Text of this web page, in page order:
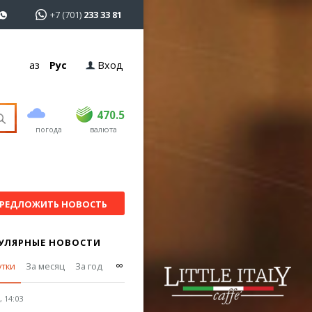
+7 (701) 233 33 81
Қаз Рус Вход
погода
470.5
USD 469 470.5
EUR валюта
НОВОСТЬ
НОВОСТИ
За месяц За год ∞
14:03